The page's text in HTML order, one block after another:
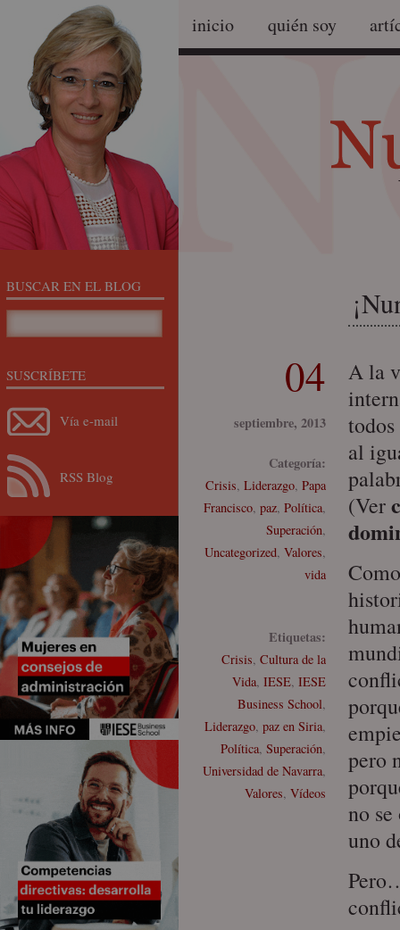
inicio quién soy
04
septiembre, 2013
Categoría:
Crisis, Liderazgo, Papa
Francisco, paz, Política,
Superación,
Uncategorized, Valores,
vida
Etiquetas:
Crisis, Cultura de la
Vida, IESE, IESE
Business School,
Liderazgo, paz en Siria,
Política, Superación,
Universidad de Navarra,
Valores, Vídeos
A la
al
(Ver
pero
no se
uno
BUSCAR EN EL BLOG
SUSCRÍBETE
Vía e-mail
RSS Blog